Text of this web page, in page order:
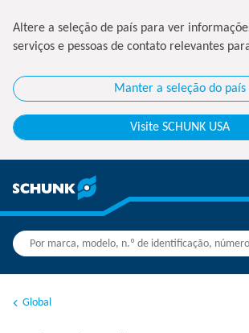
Altere a seleção de país para ver
serviços e pessoas de contato relevantes
Manter a seleção do país
Visite SCHUNK USA
Global